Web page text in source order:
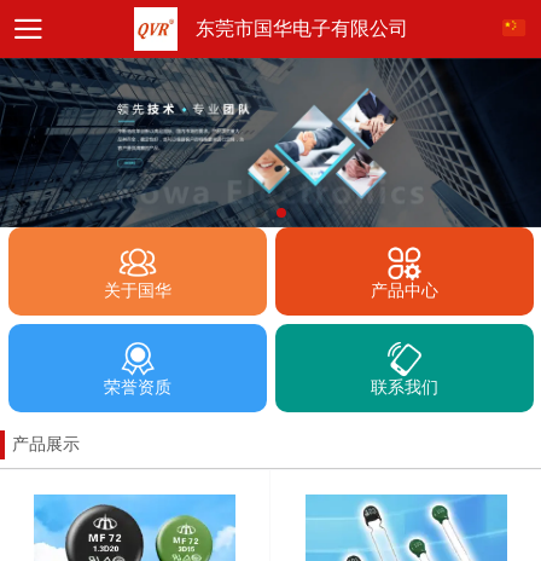
东莞市国华电子有限公司
关于国华 产品中心
荣誉资质 联系我们
产品展示